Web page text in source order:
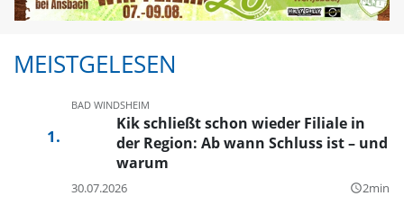
MEISTGELESEN
BAD WINDSHEIM
Kik schließt schon wieder Filiale in
der Region: Ab wann Schluss ist – und
warum
30.07.2026 query_builder2min